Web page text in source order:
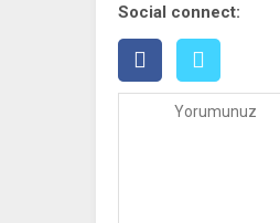
Social connect: